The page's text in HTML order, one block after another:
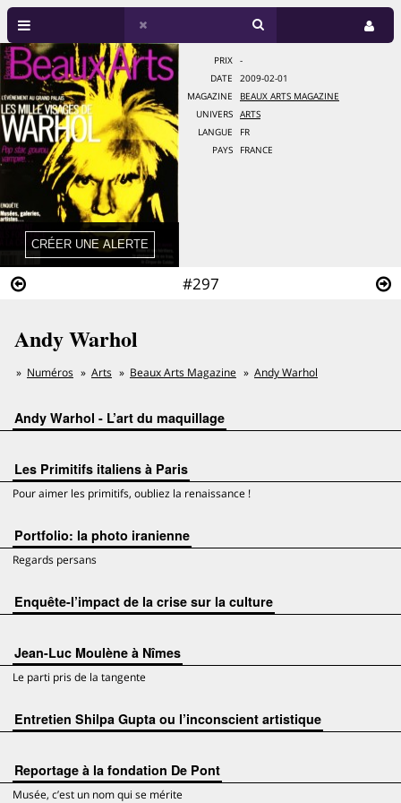
#297
PRIX
-
DATE
2009-02-01
MAGAZINE
BEAUX ARTS MAGAZINE
UNIVERS
ARTS
LANGUE
FR
PAYS
FRANCE
Andy Warhol
Numéros Arts Beaux Arts Magazine Andy Warhol
Andy Warhol - L’art du maquillage
Les Primitifs italiens à Paris
Pour aimer les primitifs, oubliez la renaissance !
Portfolio: la photo iranienne
Regards persans
Enquête-l’impact de la crise sur la culture
Jean-Luc Moulène à Nîmes
Le parti pris de la tangente
Entretien Shilpa Gupta ou l’inconscient artistique
Reportage à la fondation De Pont
Musée, c’est un nom qui se mérite